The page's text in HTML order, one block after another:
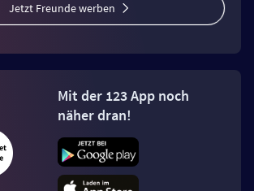
Jetzt Freunde werben
Mit der 123 App noch
näher dran!